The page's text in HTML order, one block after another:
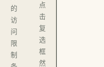
的
访
问
限
制
点
击
复
选
框
然